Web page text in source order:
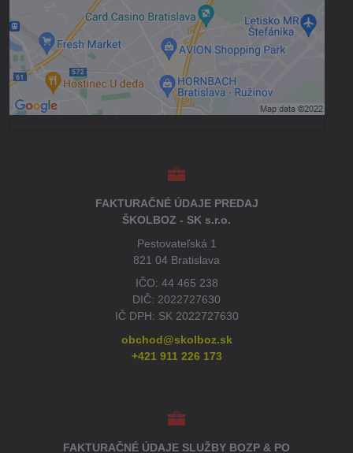
Povoliť tentokrát
Povoliť a zapamätať - súhlas s druhom
cookie: Funkčné
Otvoriť obsah v novom okne
FAKTURAČNÉ ÚDAJE PREDAJ
ŠKOLBOZ - SK s.r.o.
Pestovateľská 1
821 04 Bratislava
IČO: 44 465 238
DIČ: 2022727630
IČ DPH: SK 2022727630
obchod@skolboz.sk
+421 911 226 173
FAKTURAČNÉ ÚDAJE SLUŽBY BOZP & PO